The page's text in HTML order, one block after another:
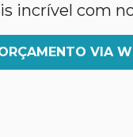
incrível com
VIA